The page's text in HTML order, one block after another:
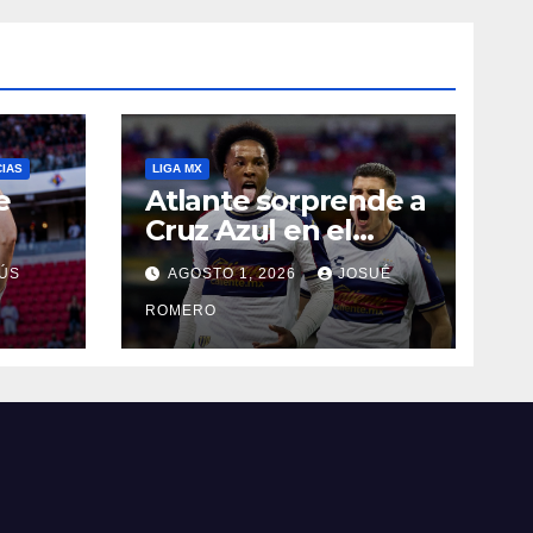
LIGA MX
Atlante sorprende a
Cruz Azul en el
Banorte
AGOSTO 1, 2026 JOSUÉ
ROMERO